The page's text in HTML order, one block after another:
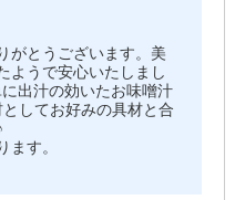
がとうございます。美
ようで安心いたしまし
出汁の効いたお味噌汁
してお好みの具材と合
ます。